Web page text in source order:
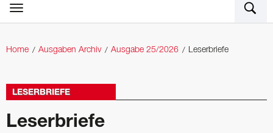
Home Ausgaben Archiv Ausgabe 25/2026 Leserbriefe
LESERBRIEFE
Leserbriefe